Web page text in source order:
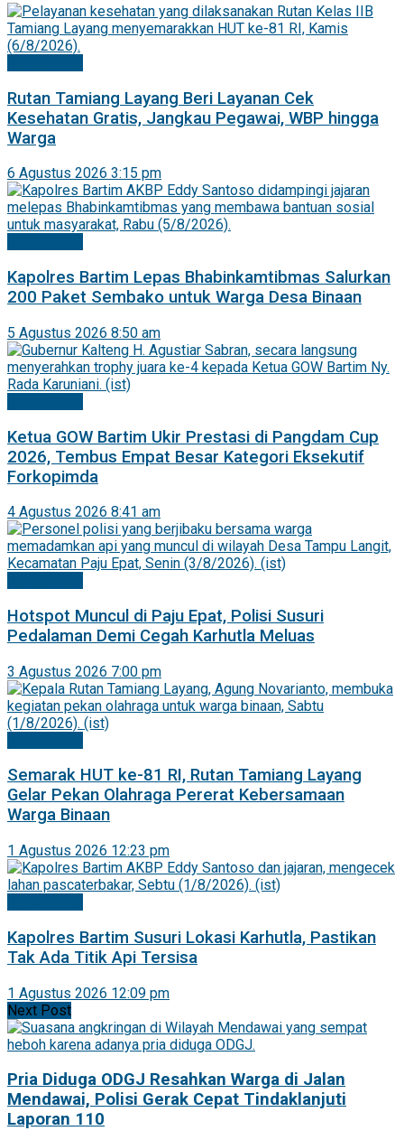
Rutan Tamiang Layang Beri Layanan Cek
Kesehatan Gratis, Jangkau Pegawai, WBP hingga
Warga
6 Agustus 2026 3:15 pm
Kapolres Bartim Lepas Bhabinkamtibmas Salurkan
200 Paket Sembako untuk Warga Desa Binaan
5 Agustus 2026 8:50 am
Ketua GOW Bartim Ukir Prestasi di Pangdam Cup
2026, Tembus Empat Besar Kategori Eksekutif
Forkopimda
4 Agustus 2026 8:41 am
Hotspot Muncul di Paju Epat, Polisi Susuri
Pedalaman Demi Cegah Karhutla Meluas
3 Agustus 2026 7:00 pm
Semarak HUT ke-81 RI, Rutan Tamiang Layang
Gelar Pekan Olahraga Pererat Kebersamaan
Warga Binaan
1 Agustus 2026 12:23 pm
Kapolres Bartim Susuri Lokasi Karhutla, Pastikan
Tak Ada Titik Api Tersisa
1 Agustus 2026 12:09 pm
Next Post
Pria Diduga ODGJ Resahkan Warga di Jalan
Mendawai, Polisi Gerak Cepat Tindaklanjuti
Laporan 110